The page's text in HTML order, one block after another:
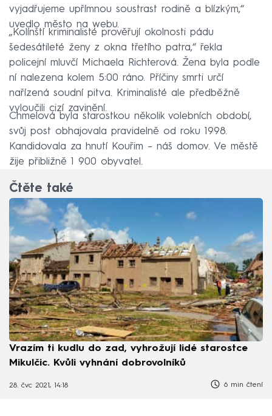
vyjadřujeme upřímnou soustrast rodině a blízkým,“
uvedlo město na webu.
„Kolínští kriminalisté prověřují okolnosti pádu
šedesátileté ženy z okna třetího patra,“ řekla
policejní mluvčí Michaela Richterová. Žena byla podle
ní nalezena kolem 5:00 ráno. Příčiny smrti určí
nařízená soudní pitva. Kriminalisté ale předběžně
vyloučili cizí zavinění.
Chmelová byla starostkou několik volebních období,
svůj post obhajovala pravidelně od roku 1998.
Kandidovala za hnutí Kouřim – náš domov. Ve městě
žije přibližně 1 900 obyvatel.
Čtěte také
Vrazím ti kudlu do zad, vyhrožují lidé starostce
Mikulčic. Kvůli vyhnání dobrovolníků
28. čvc 2021, 14:18 6 min čtení